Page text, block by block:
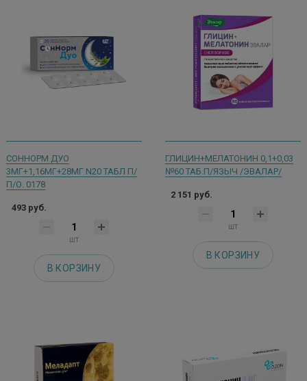
СОННОРМ ДУО
3МГ+1,16МГ+28МГ N20 ТАБЛ П/
П/О. 0178
493 руб.
шт
В КОРЗИНУ
ГЛИЦИН+МЕЛАТОНИН 0,1+0,03
№60 ТАБ.П/ЯЗЫЧ /ЭВАЛАР/
2 151 руб.
шт
В КОРЗИНУ